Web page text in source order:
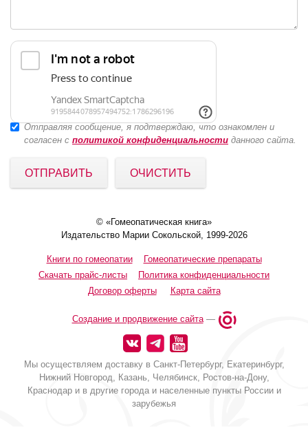
Отправляя сообщение, я подтверждаю, что ознакомлен и
согласен с политикой конфиденциальности данного сайта.
ОТПРАВИТЬ ОЧИСТИТЬ
© «Гомеопатическая книга»
Издательство Марии Сокольской, 1999-2026
Книги по гомеопатии
Гомеопатические препараты
Скачать прайс-листы
Политика конфиденциальности
Договор оферты
Карта сайта
Создание и продвижение сайта—
Мы осуществляем доставку в Санкт-Петербург, Екатеринбург,
Нижний Новгород, Казань, Челябинск, Ростов-на-Дону,
Краснодар и в другие города и населенные пункты России и
зарубежья